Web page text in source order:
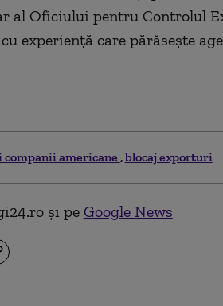
al Oficiului pentru Controlul
experienţă care părăseşte
americane blocaj exporturi
și pe Google News